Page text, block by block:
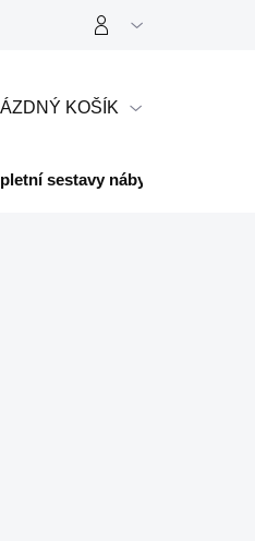
NÁKUPNÍ
KOŠÍK
sestavy nábytku